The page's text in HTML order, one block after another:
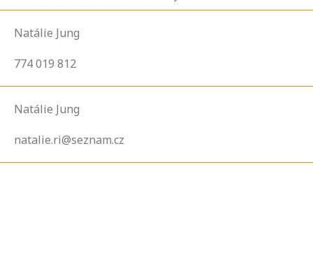
Natálie Jung
774 019 812
Natálie Jung
natalie.ri@seznam.cz